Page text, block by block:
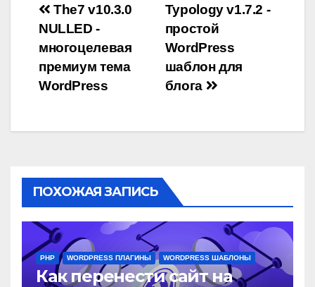
Навигация
по
записям
Typology v1.7.2 -
простой
WordPress
шаблон для
блога
The7 v10.3.0
NULLED -
многоцелевая
премиум тема
WordPress
ПОХОЖАЯ ЗАПИСЬ
PHP WORDPRESS ПЛАГИНЫ WORDPRESS ШАБЛОНЫ
Как перенести сайт на